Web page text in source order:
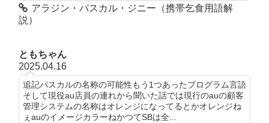
アラジン・パスカル・ジニー（携帯乞食用語解
説）
ともちゃん
2025.04.16
追記パスカルの名称の可能性もう1つあったプログラム言語
そして現役au店員の連れから聞いた話では現行のauの顧客
管理システムの名称はオレンジになってるとかオレンジね
ぇauのイメージカラーねかつてSBは全...